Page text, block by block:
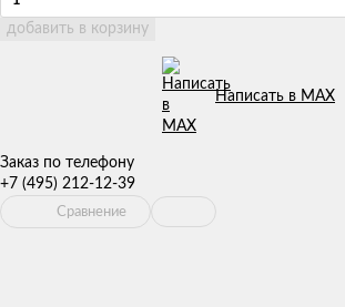
добавить в корзину
Написать в MAX
Заказ по телефону
+7 (495) 212-12-39
Сравнение